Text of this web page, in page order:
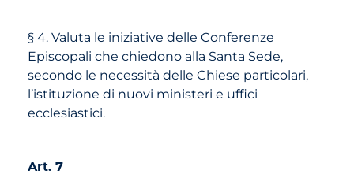
§ 4. Valuta le iniziative delle Conferenze
Episcopali che chiedono alla Santa Sede,
secondo le necessità delle Chiese particolari,
l’istituzione di nuovi ministeri e uffici
ecclesiastici.
Art. 7